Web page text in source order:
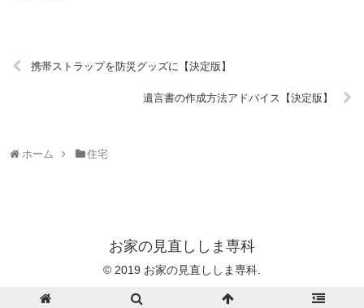
携帯ストラップを防災グッズに【決定版】
遺言書の作成方法アドバイス【決定版】
ホーム 住宅
お家の見直ししま専科
© 2019 お家の見直ししま専科.